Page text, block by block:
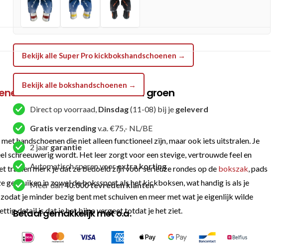
Groen
aantal
Bekijk alle Super Pro kickbokshandschoenen →
Bekijk alle bokshandschoenen →
Direct op voorraad, Dinsdag(11-08) bij je geleverd
Gratis verzendingv.a. €75,- NL/BE
2 jaargarantie
Automatisch sparen voorextra korting
Meer dan40.000 tevreden klanten
Betaal gemakkelijk met o.a.
Nations Maroc leder rood groen
handschoenen die niet alleen functioneel zijn, maar ook iets uitstralen. Je
schreeuwerig wordt. Het leer zorgt voor een stevige, vertrouwde feel en
trainen merk je dat ze bedoeld zijn voor serieuze rondes op de bokszak, pads
gebruiken in zowel de bokssport als het kickboksen, wat handig is als je
je minder bezig bent met schuiven en meer met wat je eigenlijk wilde
detail is dat je het bijna vergeet totdat je het ziet.